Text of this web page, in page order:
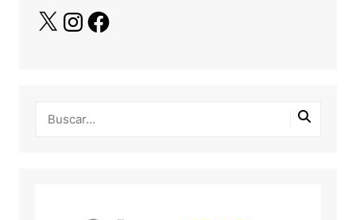
X InstagramFacebook